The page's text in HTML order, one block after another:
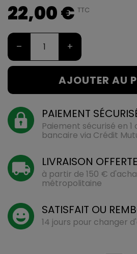
22,00 € TTC
– +
AJOUTER AU
PAIEMENT
Paiement sécurisé en
bancaire via Crédit
LIVRAISON OFFERTE
à partir de 150 €
métropolitaine
SATISFAIT OU
14 jours pour changer